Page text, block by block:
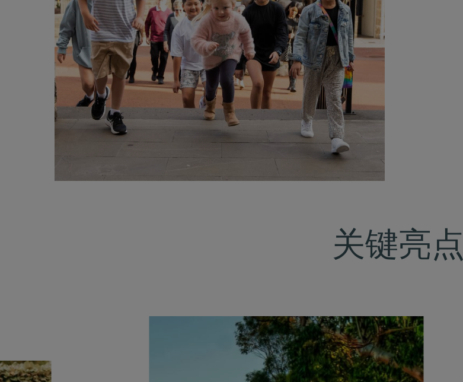
关键亮点